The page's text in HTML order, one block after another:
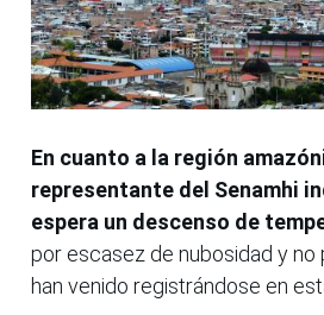
En cuanto a la región
representante del Senamhi
espera un descenso de
por escasez de nubosidad y no
han venido registrándose en